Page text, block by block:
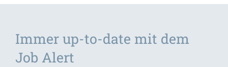
Immer up-to-date mit dem
Job Alert